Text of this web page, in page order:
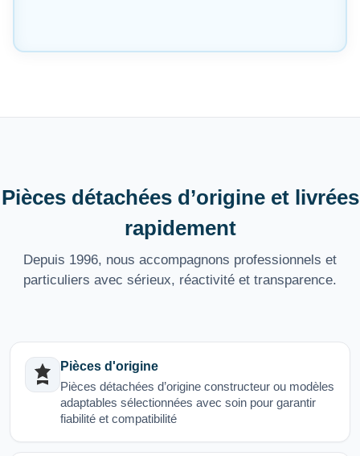
Pièces détachées d’origine et livrées
rapidement
Depuis 1996, nous accompagnons professionnels et
particuliers avec sérieux, réactivité et transparence.
Pièces d'origine
Pièces détachées d’origine constructeur ou modèles
adaptables sélectionnées avec soin pour garantir
fiabilité et compatibilité